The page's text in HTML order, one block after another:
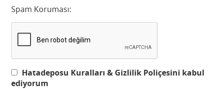
Spam Koruması:
Hatadeposu Kuralları & Gizlilik Poliçesini kabul
ediyorum